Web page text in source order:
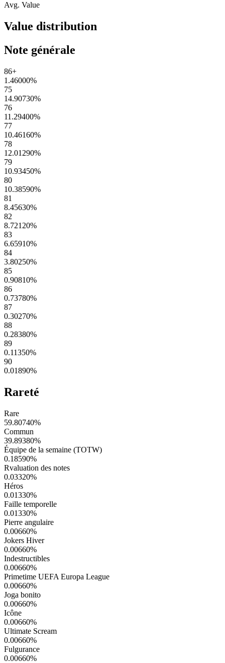
Avg. Value
Value distribution
Note générale
86+
1.46000%
75
14.90730%
76
11.29400%
77
10.46160%
78
12.01290%
79
10.93450%
80
10.38590%
81
8.45630%
82
8.72120%
83
6.65910%
84
3.80250%
85
0.90810%
86
0.73780%
87
0.30270%
88
0.28380%
89
0.11350%
90
0.01890%
Rareté
Rare
59.80740%
Commun
39.89380%
Équipe de la semaine (TOTW)
0.18590%
Rvaluation des notes
0.03320%
Héros
0.01330%
Faille temporelle
0.01330%
Pierre angulaire
0.00660%
Jokers Hiver
0.00660%
Indestructibles
0.00660%
Primetime UEFA Europa League
0.00660%
Joga bonito
0.00660%
Icône
0.00660%
Ultimate Scream
0.00660%
Fulgurance
0.00660%